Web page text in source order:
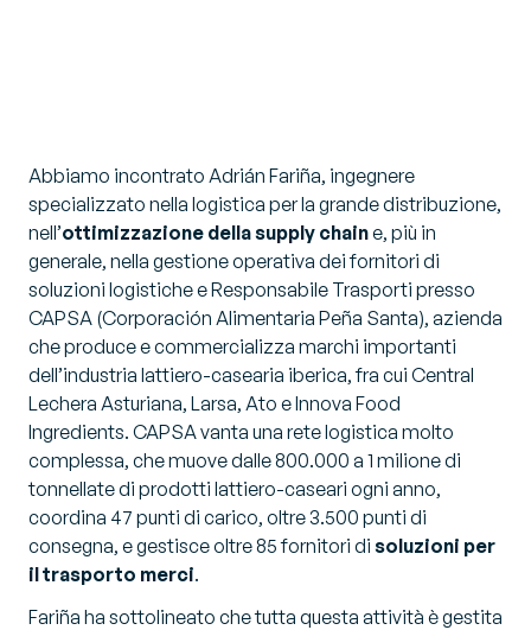
Abbiamo incontrato Adrián Fariña, ingegnere
specializzato nella logistica per la grande distribuzione,
nell’ottimizzazione della supply chaine, più in
generale, nella gestione operativa dei fornitori di
soluzioni logistiche e Responsabile Trasporti presso
CAPSA (Corporación Alimentaria Peña Santa), azienda
che produce e commercializza marchi importanti
dell’industria lattiero-casearia iberica, fra cui Central
Lechera Asturiana, Larsa, Ato e Innova Food
Ingredients. CAPSA vanta una rete logistica molto
complessa, che muove dalle 800.000 a 1 milione di
tonnellate di prodotti lattiero-caseari ogni anno,
coordina 47 punti di carico, oltre 3.500 punti di
consegna, e gestisce oltre 85 fornitori di soluzioni per
il trasporto merci.
Fariña ha sottolineato che tutta questa attività è gestita